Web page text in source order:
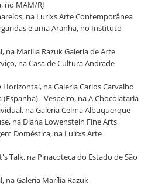
no MAM/RJ
na Lurixs Arte Contemporânea
e uma Aranha, no Instituto
na Marília Razuk Galeria de Arte
na Casa de Cultura Andrade
na Galeria Carlos Carvalho
- Vespeiro, na A Chocolataria
na Galeria Celma Albuquerque
na Diana Lowenstein Fine Arts
Doméstica, na Luirxs Arte
Talk, na Pinacoteca do Estado de São
na Galeria Marília Razuk